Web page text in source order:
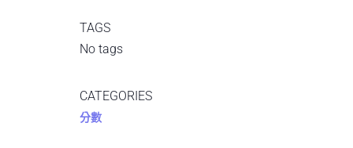
TAGS
No tags
CATEGORIES
分數